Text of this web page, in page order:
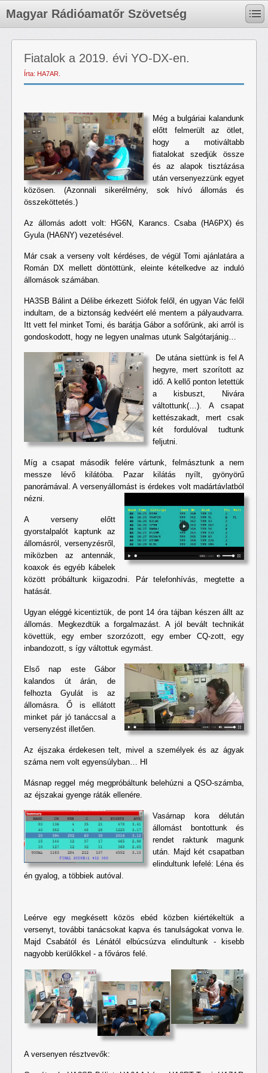
Magyar Rádióamatőr Szövetség
Fiatalok a 2019. évi YO-DX-en.
Írta: HA7AR.
Még a bulgáriai kalandunk
előtt felmerült az ötlet,
hogy a motiváltabb
fiatalokat szedjük össze
és az alapok tisztázása
után versenyezzünk egyet
közösen. (Azonnali sikerélmény, sok hívó állomás és
összeköttetés.)
Az állomás adott volt: HG6N, Karancs. Csaba (HA6PX) és
Gyula (HA6NY) vezetésével.
Már csak a verseny volt kérdéses, de végül Tomi ajánlatára a
Román DX mellett döntöttünk, eleinte kételkedve az induló
állomások számában.
HA3SB Bálint a Délibe érkezett Siófok felől, én ugyan Vác felől
indultam, de a biztonság kedvéért elé mentem a pályaudvarra.
Itt vett fel minket Tomi, és barátja Gábor a sofőrünk, aki arról is
gondoskodott, hogy ne legyen unalmas utunk Salgótarjánig…
De utána siettünk is fel A
hegyre, mert szorított az
idő. A kellő ponton letettük
a kisbuszt, Nivára
váltottunk(…). A csapat
kettészakadt, mert csak
két fordulóval tudtunk
feljutni.
Míg a csapat második felére vártunk, felmásztunk a nem
messze lévő kilátóba. Pazar kilátás nyílt, gyönyörű
panorámával. A versenyállomást is érdekes volt madártávlatból
nézni.
A verseny előtt
gyorstalpalót kaptunk az
állomásról, versenyzésről,
miközben az antennák,
koaxok és egyéb kábelek
között próbáltunk kiigazodni. Pár telefonhívás, megtette a
hatását.
Ugyan eléggé kicentiztük, de pont 14 óra tájban készen állt az
állomás. Megkezdtük a forgalmazást. A jól bevált technikát
követtük, egy ember szorzózott, egy ember CQ-zott, egy
inbandozott, s így váltottuk egymást.
Első nap este Gábor
kalandos út árán, de
felhozta Gyulát is az
állomásra. Ő is ellátott
minket pár jó tanáccsal a
versenyzést illetően.
Az éjszaka érdekesen telt, mivel a személyek és az ágyak
száma nem volt egyensúlyban… HI
Másnap reggel még megpróbáltunk belehúzni a QSO-számba,
az éjszakai gyenge ráták ellenére.
Vasárnap kora délután
állomást bontottunk és
rendet raktunk magunk
után. Majd két csapatban
elindultunk lefelé: Léna és
én gyalog, a többiek autóval.
Leérve egy megkésett közös ebéd közben kiértékeltük a
versenyt, további tanácsokat kapva és tanulságokat vonva le.
Majd Csabától és Lénától elbúcsúzva elindultunk - kisebb
nagyobb kerülőkkel - a főváros felé.
A versenyen résztvevők: